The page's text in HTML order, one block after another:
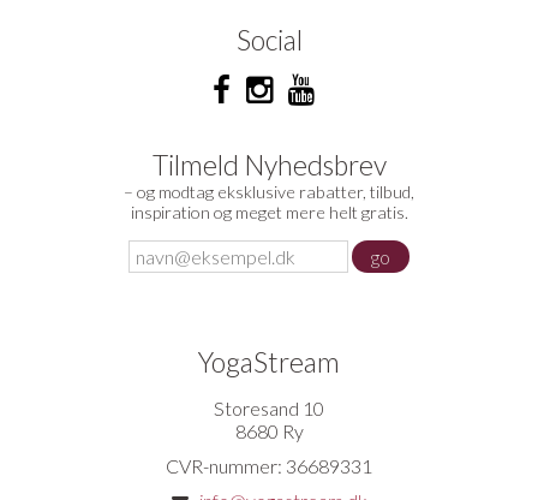
Social
Tilmeld Nyhedsbrev
– og modtag eksklusive rabatter, tilbud,
inspiration og meget mere helt gratis.
YogaStream
Storesand 10
8680 Ry
CVR-nummer: 36689331